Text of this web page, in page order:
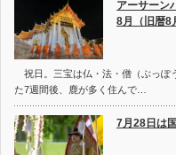
アーサーン
8月（旧暦8
祝日。三宝は仏・法・僧（ぶっぽ
た7週間後、鹿が多く住んで…
7月28日は